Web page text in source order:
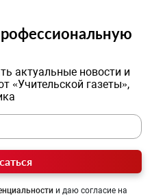
актуальные новости и
«Учительской газеты»,
и даю согласие на